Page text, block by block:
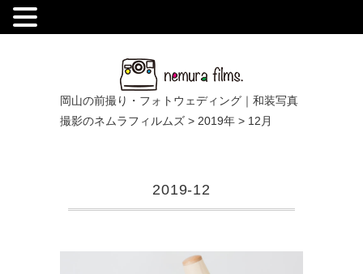
岡山の前撮り・フォトウェディング｜和装写真
撮影のネムラフィルムズ > 2019年 > 12月
2019-12